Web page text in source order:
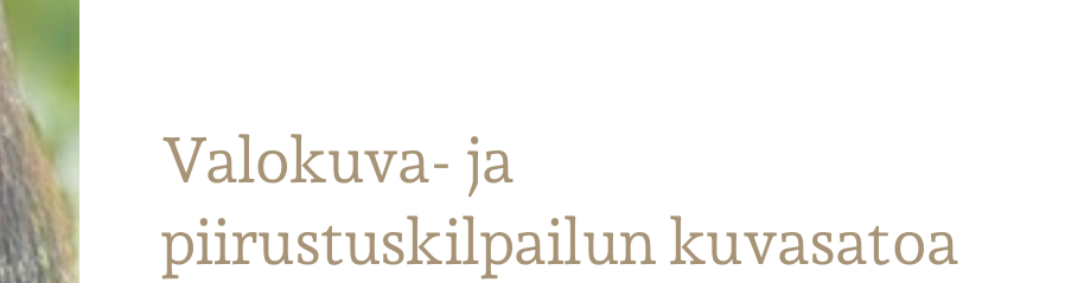
Parkanon RatsastajatValokuva- ja
piirustuskilpailun kuvasatoa